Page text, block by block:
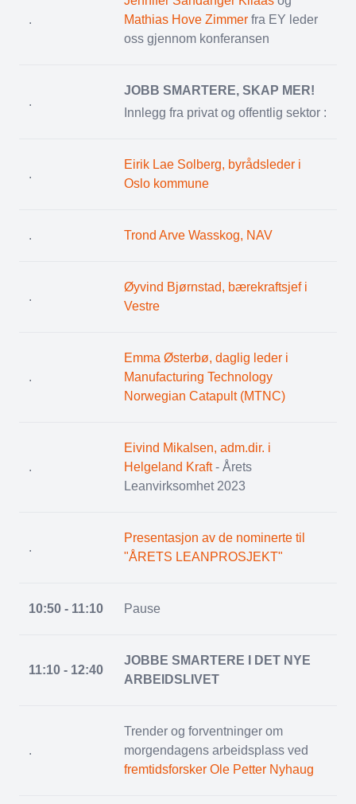
.
Mathias Hove Zimmer fra EY leder
oss gjennom konferansen
.
JOBB SMARTERE, SKAP MER!
Innlegg fra privat og offentlig sektor :
.
Eirik Lae Solberg, byrådsleder i
Oslo kommune
. Trond Arve Wasskog, NAV
.
Øyvind Bjørnstad, bærekraftsjef i
Vestre
.
Emma Østerbø, daglig leder i
Manufacturing Technology
Norwegian Catapult (MTNC)
.
Eivind Mikalsen, adm.dir. i
Helgeland Kraft- Årets
Leanvirksomhet 2023
.
Presentasjon av de nominerte til
"ÅRETS LEANPROSJEKT"
10:50 - 11:10 Pause
11:10 - 12:40
JOBBE SMARTERE I DET NYE
ARBEIDSLIVET
.
Trender og forventninger om
morgendagens arbeidsplass ved
fremtidsforsker Ole Petter Nyhaug